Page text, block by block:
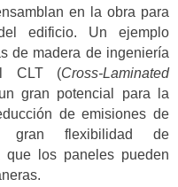
en la obra para
edificio. Un ejemplo
de madera de ingeniería
CLT (Cross-Laminated
gran potencial para la
de emisiones de
gran flexibilidad de
que los paneles pueden